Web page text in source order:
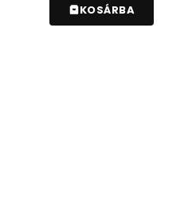
KOSÁRBA